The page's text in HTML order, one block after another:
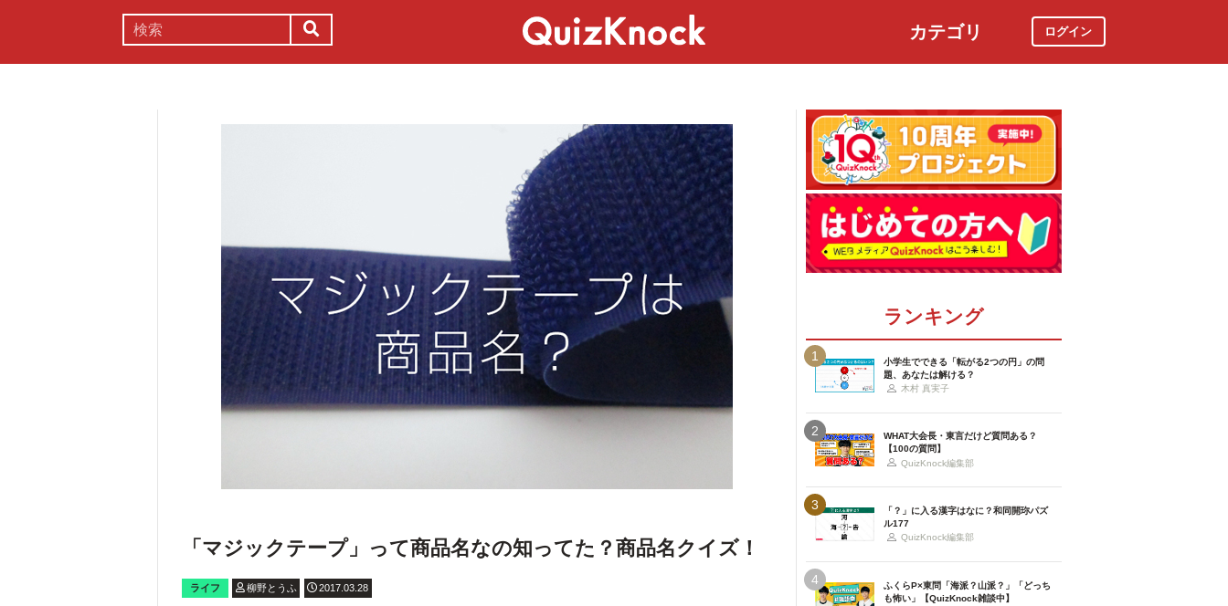
カテゴリ ログイン
「マジックテープ」って商品名なの知ってた？商品名クイズ！
ライフ 柳野とうふ 2017.03.28
ランキング
1
小学生でできる「転がる2つの円」の問
題、あなたは解ける？
木村 真実子
2
WHAT大会長・東言だけど質問ある？
【100の質問】
QuizKnock編集部
3
「？」に入る漢字はなに？和同開珎パズ
ル177
QuizKnock編集部
4
ふくらP×東問「海派？山派？」「どっち
も怖い」【QuizKnock雑談中】